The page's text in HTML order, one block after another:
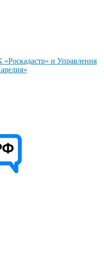
и Управления